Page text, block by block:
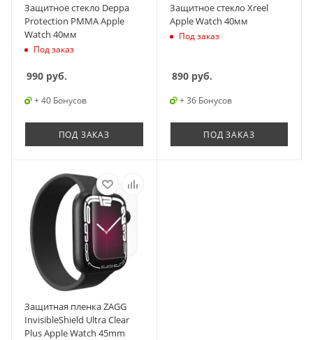
Защитное стекло Deppa
Protection PMMA Apple
Watch 40мм
Под заказ
990 руб.
+ 40 Бонусов
ПОД ЗАКАЗ
Защитное стекло Xreel
Apple Watch 40мм
Под заказ
890руб.
+ 36 Бонусов
ПОД ЗАКАЗ
Защитная пленка ZAGG
InvisibleShield Ultra Clear
Plus Apple Watch 45mm